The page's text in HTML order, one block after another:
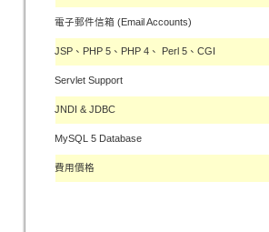
電子郵件信箱 (Email Accounts)
JSP、PHP 5、PHP 4、 Perl 5、CGI
Servlet Support
JNDI & JDBC
MySQL 5 Database
費用價格